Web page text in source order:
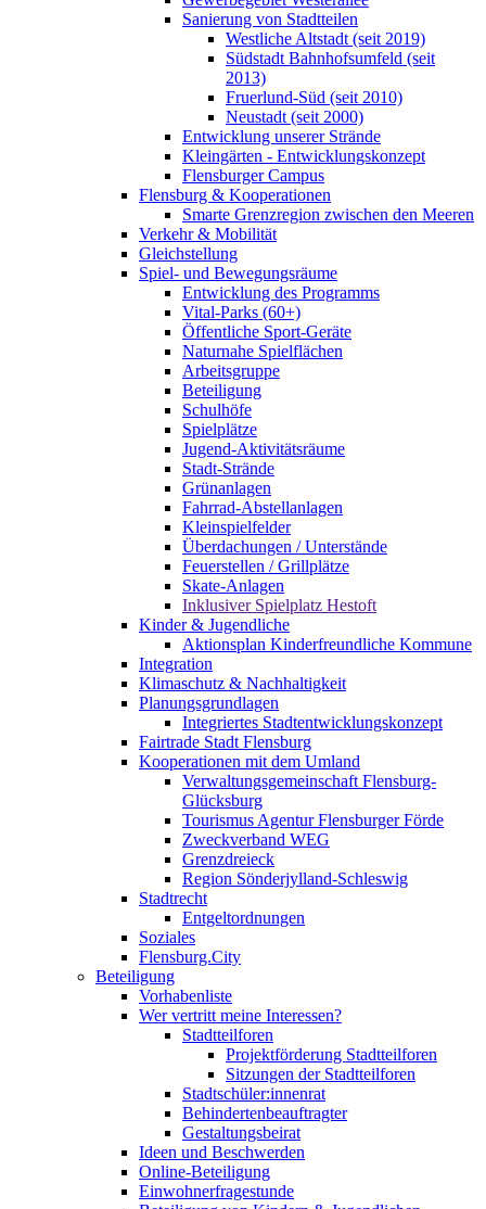
Sanierung von Stadtteilen
Westliche Altstadt (seit 2019)
Südstadt Bahnhofsumfeld (seit
2013)
Fruerlund-Süd (seit 2010)
Neustadt (seit 2000)
Entwicklung unserer Strände
Kleingärten - Entwicklungskonzept
Flensburger Campus
Flensburg & Kooperationen
Smarte Grenzregion zwischen den Meeren
Verkehr & Mobilität
Gleichstellung
Spiel- und Bewegungsräume
Entwicklung des Programms
Vital-Parks (60+)
Öffentliche Sport-Geräte
Naturnahe Spielflächen
Arbeitsgruppe
Beteiligung
Schulhöfe
Spielplätze
Jugend-Aktivitätsräume
Stadt-Strände
Grünanlagen
Fahrrad-Abstellanlagen
Kleinspielfelder
Überdachungen / Unterstände
Feuerstellen / Grillplätze
Skate-Anlagen
Inklusiver Spielplatz Hestoft
Kinder & Jugendliche
Aktionsplan Kinderfreundliche Kommune
Integration
Klimaschutz & Nachhaltigkeit
Planungsgrundlagen
Integriertes Stadtentwicklungskonzept
Fairtrade Stadt Flensburg
Kooperationen mit dem Umland
Verwaltungsgemeinschaft Flensburg-
Glücksburg
Tourismus Agentur Flensburger Förde
Zweckverband WEG
Grenzdreieck
Region Sönderjylland-Schleswig
Stadtrecht
Entgeltordnungen
Soziales
Flensburg.City
Beteiligung
Vorhabenliste
Wer vertritt meine Interessen?
Stadtteilforen
Projektförderung Stadtteilforen
Sitzungen der Stadtteilforen
Stadtschüler:innenrat
Behindertenbeauftragter
Gestaltungsbeirat
Ideen und Beschwerden
Online-Beteiligung
Einwohnerfragestunde